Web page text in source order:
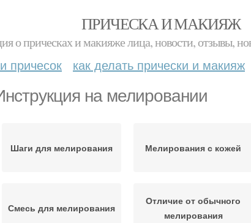
ПРИЧЕСКА И МАКИЯЖ
о прическах и макияже лица, новости, отзывы,
причесок как делать прически и макияж
на мелировании
Шаги для мелирования Мелирования с кожей
Смесь для мелирования
Отличие от обычного
мелирования